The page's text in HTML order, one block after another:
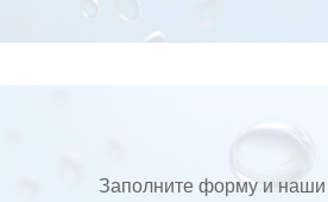
Заполните форму и